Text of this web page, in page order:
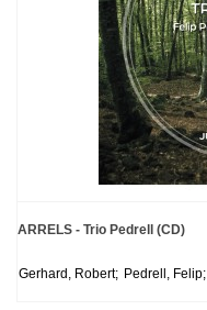
ARRELS - Trio Pedrell (CD)
Gerhard, Robert; Pedrell, Felip;